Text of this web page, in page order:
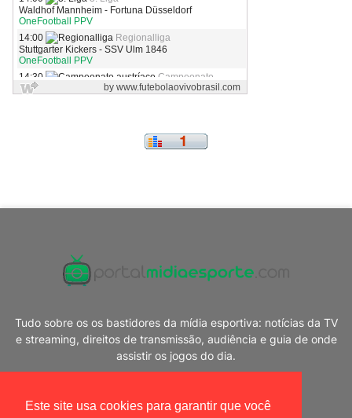
Este site usa cookies para garantir que você
Tudo sobre os os bastidores da mídia esportiva: notícias da TV
e streaming, direitos de transmissão, audiência e guia de onde
assistir os jogos do dia.